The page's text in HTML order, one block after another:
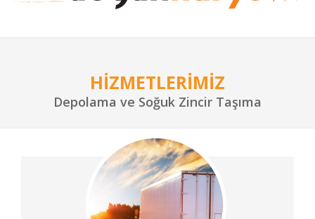
HIZMETLERIMIZ
Depolama ve Soğuk Zincir Taşıma